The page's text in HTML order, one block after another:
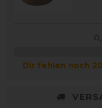
Dir fehlen noch